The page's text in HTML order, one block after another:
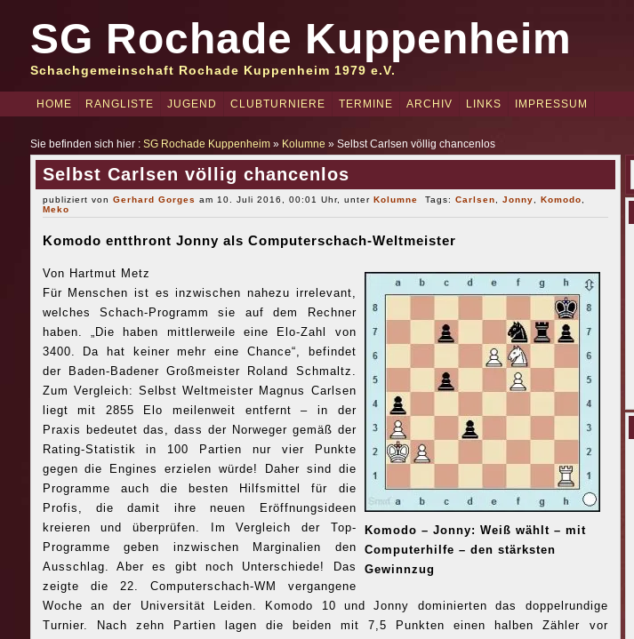
SG Rochade Kuppenheim
Schachgemeinschaft Rochade Kuppenheim 1979 e.V.
HOME RANGLISTE JUGEND CLUBTURNIERE TERMINE ARCHIV LINKS IMPRESSUM
Sie befinden sich hier : SG Rochade Kuppenheim» Kolumne » Selbst Carlsen völlig chancenlos
Selbst Carlsen völlig chancenlos
publiziert von Gerhard Gorges am 10. Juli 2016, 00:01 Uhr, unter Kolumne Tags: Carlsen Jonny Komodo
Meko
Komodo entthront Jonny als Computerschach-Weltmeister
Komodo – Jonny: Weiß wählt – mit
Computerhilfe – den stärksten
Gewinnzug
Von Hartmut Metz
Für Menschen ist es inzwischen nahezu irrelevant,
welches Schach-Programm sie auf dem Rechner
haben. „Die haben mittlerweile eine Elo-Zahl von
3400. Da hat keiner mehr eine Chance“, befindet
der Baden-Badener Großmeister Roland Schmaltz.
Zum Vergleich: Selbst Weltmeister Magnus Carlsen
liegt mit 2855 Elo meilenweit entfernt – in der
Praxis bedeutet das, dass der Norweger gemäß der
Rating-Statistik in 100 Partien nur vier Punkte
gegen die Engines erzielen würde! Daher sind die
Programme auch die besten Hilfsmittel für die
Profis, die damit ihre neuen Eröffnungsideen
kreieren und überprüfen. Im Vergleich der Top-
Programme geben inzwischen Marginalien den
Ausschlag. Aber es gibt noch Unterschiede! Das
zeigte die 22. Computerschach-WM vergangene
Woche an der Universität Leiden. Komodo 10 und Jonny dominierten das doppelrundige
Turnier. Nach zehn Partien lagen die beiden mit 7,5 Punkten einen halben Zähler vor